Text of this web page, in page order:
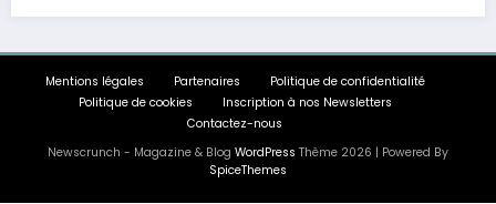
Mentions légales Partenaires
Politique de confidentialité
Politique de cookies
Inscription à nos Newsletters
Contactez-nous
Newscrunch - Magazine & Blog WordPress Thème 2026 | Powered By
SpiceThemes